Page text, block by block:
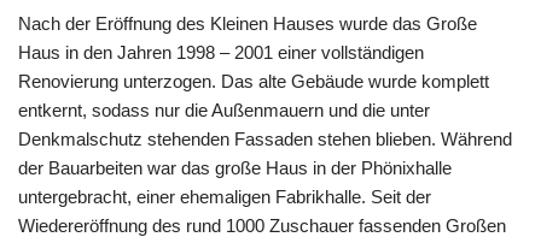
Nach der Eröffnung des Kleinen Hauses wurde das Große
Haus in den Jahren 1998 – 2001 einer vollständigen
Renovierung unterzogen. Das alte Gebäude wurde komplett
entkernt, sodass nur die Außenmauern und die unter
Denkmalschutz stehenden Fassaden stehen blieben. Während
der Bauarbeiten war das große Haus in der Phönixhalle
untergebracht, einer ehemaligen Fabrikhalle. Seit der
Wiedereröffnung des rund 1000 Zuschauer fassenden Großen